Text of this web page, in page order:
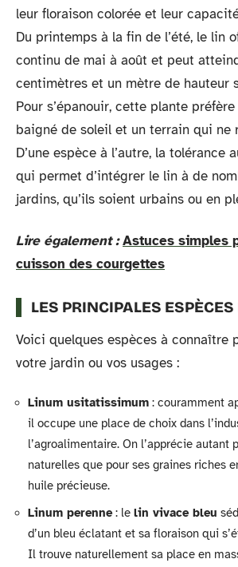
leur floraison colorée et leur
Du printemps à la fin de l’été, le lin
continu de mai à août et peut
centimètres et un mètre de hauteur
Pour s’épanouir, cette plante
baigné de soleil et un terrain qui ne
D’une espèce à l’autre, la tolérance
qui permet d’intégrer le lin à de
jardins, qu’ils soient urbains ou en
Lire également : Astuces simples
cuisson des courgettes
LES PRINCIPALES ESPÈCES
Voici quelques espèces à connaître
votre jardin ou vos usages :
Linum usitatissimum : couramment
il occupe une place de choix dans
l’agroalimentaire. On l’apprécie autant
naturelles que pour ses graines riches
huile précieuse.
Linum perenne: le lin vivace bleu
d’un bleu éclatant et sa floraison qui
Il trouve naturellement sa place en